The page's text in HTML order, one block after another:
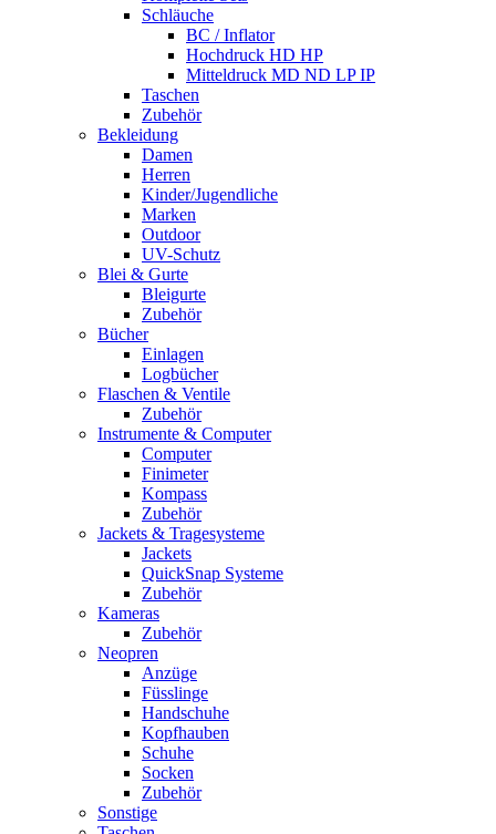
Schläuche
BC / Inflator
Hochdruck HD HP
Mitteldruck MD ND LP IP
Taschen
Zubehör
Bekleidung
Damen
Herren
Kinder/Jugendliche
Marken
Outdoor
UV-Schutz
Blei & Gurte
Bleigurte
Zubehör
Bücher
Einlagen
Logbücher
Flaschen & Ventile
Zubehör
Instrumente & Computer
Computer
Finimeter
Kompass
Zubehör
Jackets & Tragesysteme
Jackets
QuickSnap Systeme
Zubehör
Kameras
Zubehör
Neopren
Anzüge
Füsslinge
Handschuhe
Kopfhauben
Schuhe
Socken
Zubehör
Sonstige